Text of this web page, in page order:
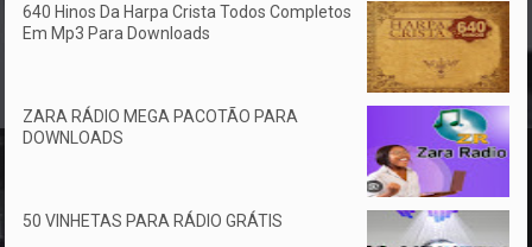
640 Hinos Da Harpa Crista Todos Completos
Em Mp3 Para Downloads
ZARA RÁDIO MEGA PACOTÃO PARA
DOWNLOADS
50 VINHETAS PARA RÁDIO GRÁTIS